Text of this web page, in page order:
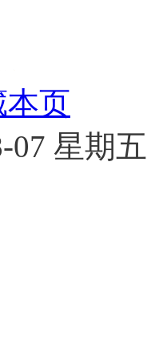
本页
07 星期五